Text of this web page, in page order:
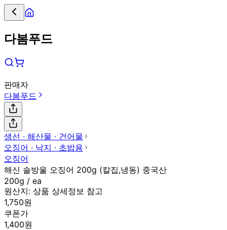
다봄푸드
판매자
다봄푸드
생선 ∙ 해산물 ∙ 건어물
오징어 ∙ 낙지 ∙ 초밥용
오징어
해신 솔방울 오징어 200g (칼집,냉동) 중국산
200g / ea
원산지: 상품 상세정보 참고
1,750원
쿠폰가
1,400원